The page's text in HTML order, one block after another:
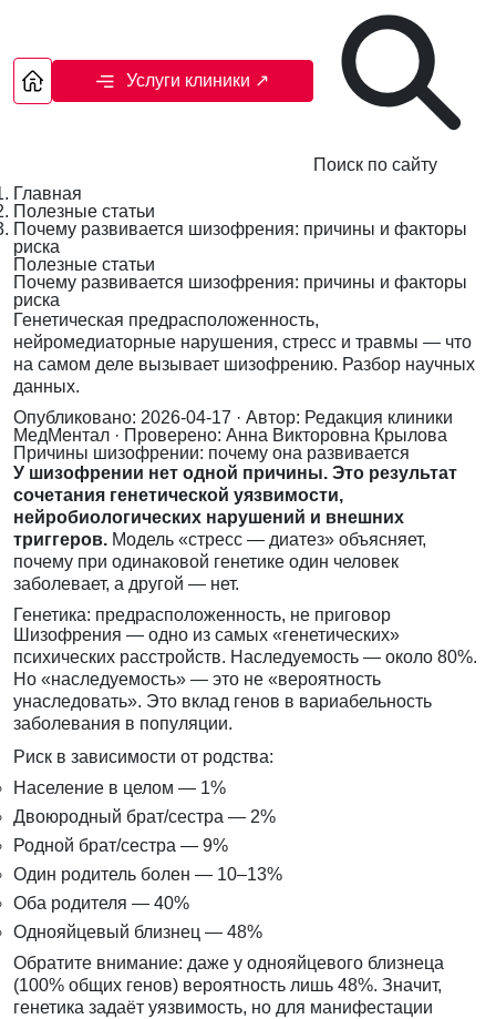
Услуги клиники ↗
Поиск по сайту
Главная
Полезные статьи
Почему развивается шизофрения: причины и факторы
риска
Полезные статьи
Почему развивается шизофрения: причины и факторы
риска
Генетическая предрасположенность,
нейромедиаторные нарушения, стресс и травмы — что
на самом деле вызывает шизофрению. Разбор научных
данных.
Опубликовано: 2026-04-17 · Автор: Редакция клиники
МедМентал · Проверено: Анна Викторовна Крылова
Причины шизофрении: почему она развивается
У шизофрении нет одной причины. Это результат
сочетания генетической уязвимости,
нейробиологических нарушений и внешних
триггеров. Модель «стресс — диатез» объясняет,
почему при одинаковой генетике один человек
заболевает, а другой — нет.
Генетика: предрасположенность, не приговор
Шизофрения — одно из самых «генетических»
психических расстройств. Наследуемость — около 80%.
Но «наследуемость» — это не «вероятность
унаследовать». Это вклад генов в вариабельность
заболевания в популяции.
Риск в зависимости от родства:
Население в целом — 1%
Двоюродный брат/сестра — 2%
Родной брат/сестра — 9%
Один родитель болен — 10–13%
Оба родителя — 40%
Однояйцевый близнец — 48%
Обратите внимание: даже у однояйцевого близнеца
(100% общих генов) вероятность лишь 48%. Значит,
генетика задаёт уязвимость, но для манифестации